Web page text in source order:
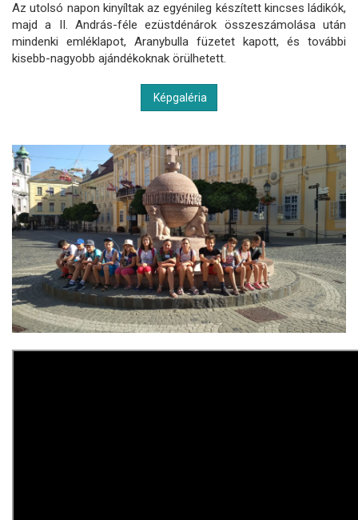
Az utolsó napon kinyíltak az egyénileg készített kincses ládikók,
majd a II. András-féle ezüstdénárok összeszámolása után
mindenki emléklapot, Aranybulla füzetet kapott, és további
kisebb-nagyobb ajándékoknak örülhetett.
Képgaléria